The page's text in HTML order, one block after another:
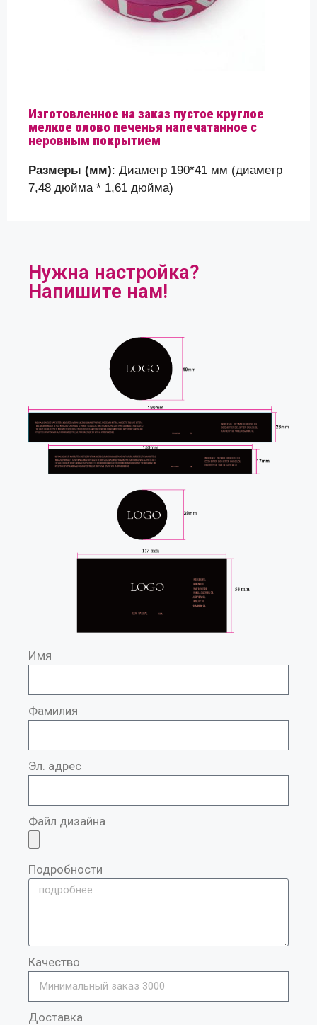
Изготовленное на заказ пустое круглое
мелкое олово печенья напечатанное с
неровным покрытием
Размеры (мм): Диаметр 190*41 мм (диаметр
7,48 дюйма * 1,61 дюйма)
Нужна настройка?
Напишите нам!
Имя
Фамилия
Эл. адрес
Файл дизайна
Подробности
Качество
Доставка